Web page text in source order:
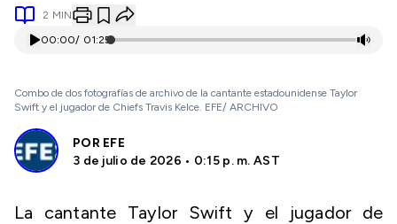
2 MIN
00:00/ 01:25
Combo de dos fotografías de archivo de la cantante estadounidense Taylor
Swift y el jugador de Chiefs Travis Kelce. EFE/ ARCHIVO
POR EFE
3 de julio de 2026 • 0:15 p. m. AST
La cantante Taylor Swift y el jugador de